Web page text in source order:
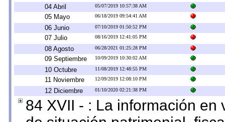
04 Abril 05/07/2019 10:57:38 AM
05 Mayo 06/18/2019 09:54:41 AM
06 Junio 07/10/2019 01:50:52 PM
07 Julio 08/16/2019 12:41:05 PM
08 Agosto 06/28/2021 01:25:28 PM
09 Septiembre 10/09/2019 10:30:02 AM
10 Octubre 11/08/2019 12:48:55 PM
11 Noviembre 12/09/2019 12:08:10 PM
12 Diciembre 01/10/2020 02:21:38 PM
84 XVII - : La información